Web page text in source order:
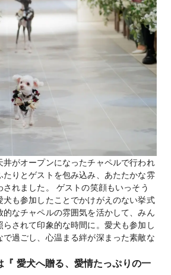
がオープンになったチャペルで行われ
たりとゲストを包み込み、あたたかな雰
れました。 ゲストの笑顔もいっそう
も参加したことでかけがえのない挙式
なチャペルの雰囲気を活かして、みん
されて印象的な時間に。愛犬も参加し
で過ごし、心温まる絆が深まった素敵な
『 愛犬へ贈る、愛情たっぷりの一